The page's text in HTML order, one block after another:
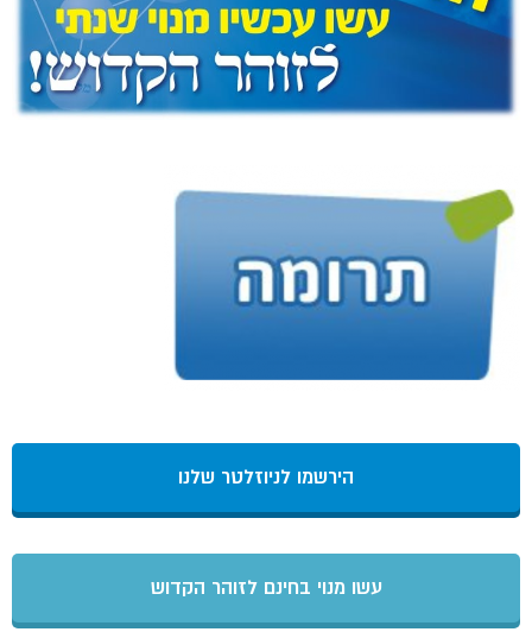
הירשמו לניוזלטר שלנו
עשו מנוי בחינם לזוהר הקדוש